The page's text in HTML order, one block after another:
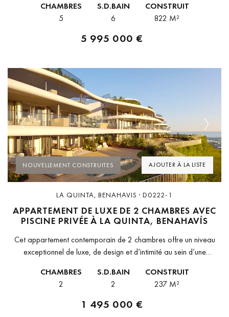
calme et sa...
CHAMBRES
5
S.D.BAIN
6
CONSTRUIT
822 M²
5 995 000 €
AJOUTER À LA LISTE
Previous Next
NOUVELLEMENT CONSTRUITES
LA QUINTA, BENAHAVIS · D0222-1
APPARTEMENT DE LUXE DE 2 CHAMBRES AVEC
PISCINE PRIVÉE À LA QUINTA, BENAHAVÍS
Cet appartement contemporain de 2 chambres offre un niveau
exceptionnel de luxe, de design et d’intimité au sein d’une
237...
CHAMBRES
2
S.D.BAIN
2
CONSTRUIT
237 M²
1 495 000 €